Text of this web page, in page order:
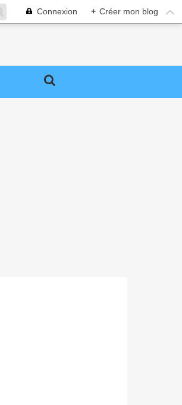
Connexion + Créer mon blog